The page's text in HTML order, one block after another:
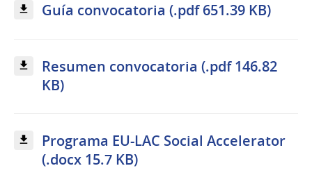
Guía convocatoria (.pdf 651.39 KB)
Resumen convocatoria (.pdf 146.82
KB)
Programa EU-LAC Social Accelerator
(.docx 15.7 KB)